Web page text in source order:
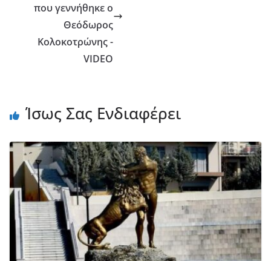
που γεννήθηκε ο
Θεόδωρος
Κολοκοτρώνης -
VIDEO
Ίσως Σας Ενδιαφέρει